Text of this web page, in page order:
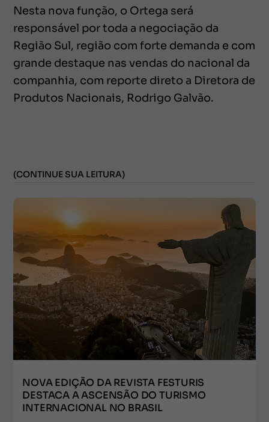
Nesta nova função, o Ortega será
responsável por toda a negociação da
Região Sul, região com forte demanda e com
grande destaque nas vendas do nacional da
companhia, com reporte direto a Diretora de
Produtos Nacionais, Rodrigo Galvão.
(CONTINUE SUA LEITURA)
NOVA EDIÇÃO DA REVISTA FESTURIS
DESTACA A ASCENSÃO DO TURISMO
INTERNACIONAL NO BRASIL